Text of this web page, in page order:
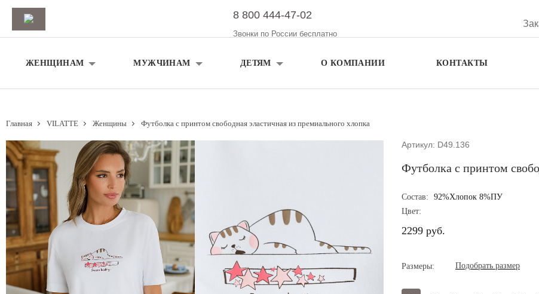
8 800 444-47-02
Звонки по России бесплатно
ЖЕНЩИНАМ МУЖЧИНАМ ДЕТЯМ О КОМПАНИИ КОНТАКТЫ
Главная VILATTE Женщины Футболка с принтом свободная эластичная из премиального хлопка
Артикул: D49.136
Футболка с принтом
Состав:
92%Хлопок 8%ПУ
Цвет:
2299 руб.
Размеры: Подобрать размер